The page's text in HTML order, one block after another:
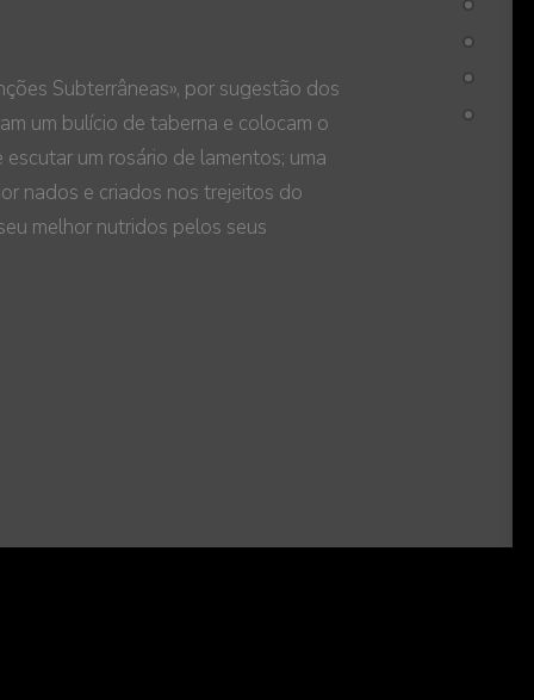
Subterrâneas», por sugestão dos
um bulício de taberna e colocam o
um rosário de lamentos; uma
nados e criados nos trejeitos do
melhor nutridos pelos seus